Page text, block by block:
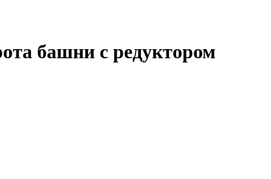
башни с редуктором